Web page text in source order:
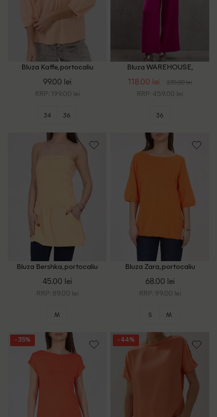
Bluza Kaffe, portocaliu
99.00 lei
RRP: 199.00 lei
34 36
Bluza WAREHOUSE,
118.00 lei 235.00 lei
RRP: 459.00 lei
36
Bluza Bershka, portocaliu
45.00 lei
RRP: 89.00 lei
M
Bluza Zara, portocaliu
68.00 lei
RRP: 99.00 lei
S M
- 35% - 44%